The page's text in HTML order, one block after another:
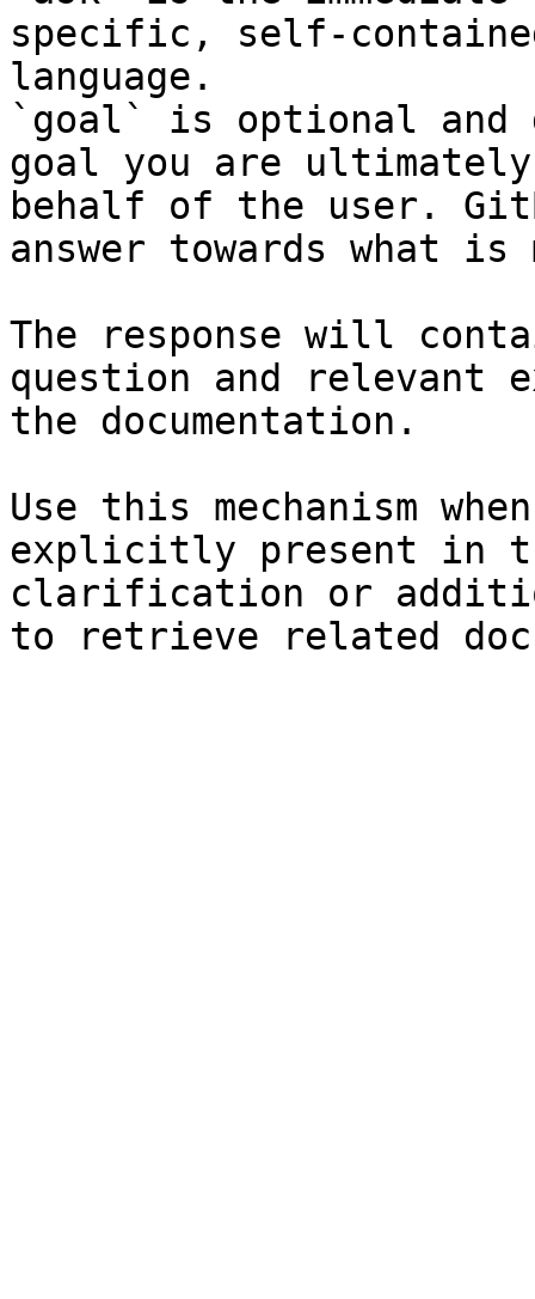
specific, self-
language.
`goal` is optional and
goal you are
behalf of the user.
answer towards what
The response will
question and relevant
the documentation.
Use this mechanism
explicitly present in
clarification or